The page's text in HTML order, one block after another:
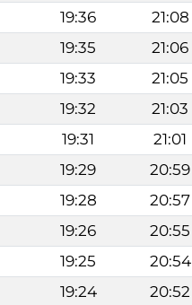
19:36
21:08
19:35
21:06
19:33
21:05
19:32
21:03
19:31
21:01
19:29
20:59
19:28
20:57
19:26
20:55
19:25
20:54
19:24
20:52